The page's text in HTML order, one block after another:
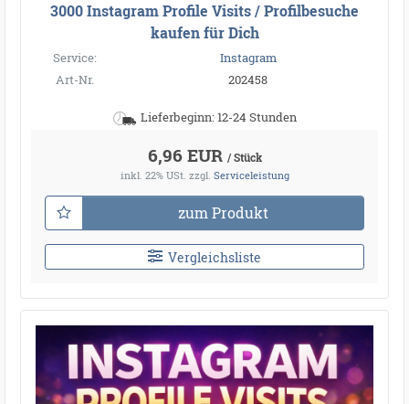
3000 Instagram Profile Visits / Profilbesuche
kaufen für Dich
Service:
Instagram
Art-Nr.
202458
Lieferbeginn: 12-24 Stunden
6,96 EUR / Stück
inkl. 22% USt. zzgl. Serviceleistung
zum Produkt
Vergleichsliste